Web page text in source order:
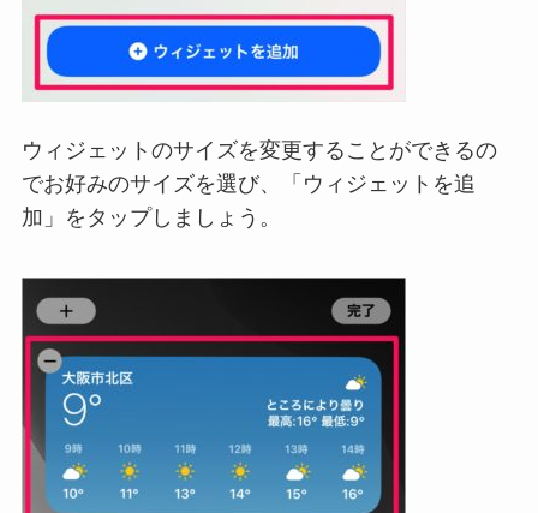
ウィジェットのサイズを変更することができるの
でお好みのサイズを選び、「ウィジェットを追
加」をタップしましょう。